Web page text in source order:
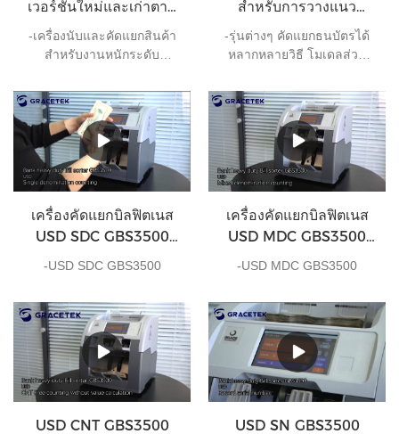
เวอร์ชันใหม่และเก่าตาม
ตัวเรียงลำดับบิล
-เครื่องนับและคัดแยกสินค้า
สำหรับงานหนักระดับ
ที่จะช่วยเหลือธุรกิจของคุณ
ต่างจากเครื่องคัดแยกบิล
ต้นทุนราคาถูกในตลาด ชิ้น
ส่วนภายในส่วนใหญ่ของ
GBS3500 ทำจากโลหะ และ
หมายถึงความทนทานและ
สถานการณ์การนับที่ไม่ดี เช่น
ธนบัตรที่เปียกและเปียกหรือ
ประเทศที่มีฝนตก
สำหรับการวางแนว
ธนบัตรและการเรียงลำดับ
ใบหน้า
-รุ่นต่างๆ คัดแยกธนบัตรได้
หลากหลายวิธี โมเดลส่วน
ค่าเพื่อจัดเรียงธนบัตรตาม
ความต้องการของคุณ นี่คือ
ตัวอย่างบางส่วนของวิธีการ
จัดเรียงเงินสด:
เครื่องคัดแยกบิลฟิตเนส
USD SDC GBS3500
และเครื่องนับสกุลเงิน
-USD SDC GBS3500
เครื่องคัดแยกบิลฟิตเนส
USD MDC GBS3500
พร้อมการนับสกุลเงินผสม
-USD MDC GBS3500
USD CNT GBS3500 USD SN GBS3500